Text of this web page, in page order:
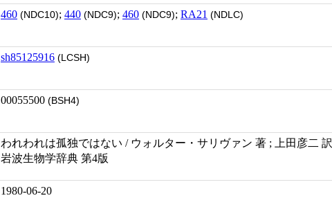
460 (NDC10); 440 (NDC9); 460 (NDC9); RA21 (NDLC)
sh85125916 (LCSH)
00055500 (BSH4)
われわれは孤独ではない / ウォルター・サリヴァン 著 ; 上田彦二 訳
岩波生物学辞典 第4版
1980-06-20